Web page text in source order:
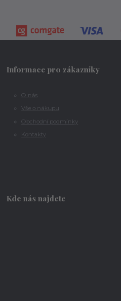
Informace pro zákazníky
O nás
Vše o nákupu
Obchodní podmínky
Kontakty
Kde nás najdete